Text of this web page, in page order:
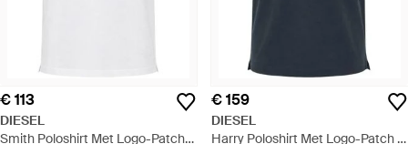
€ 113
DIESEL
Smith Poloshirt Met Logo-Patch
€ 159
DIESEL
Harry Poloshirt Met Logo-Patch -